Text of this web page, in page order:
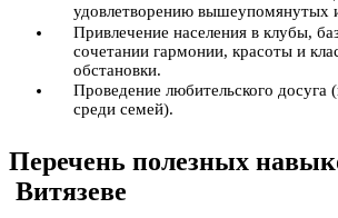
удовлетворению вышеупомянутых
Привлечение населения в клубы,
сочетании гармонии, красоты и
обстановки.
Проведение любительского досуга
среди семей).
Перечень полезных
Витязеве